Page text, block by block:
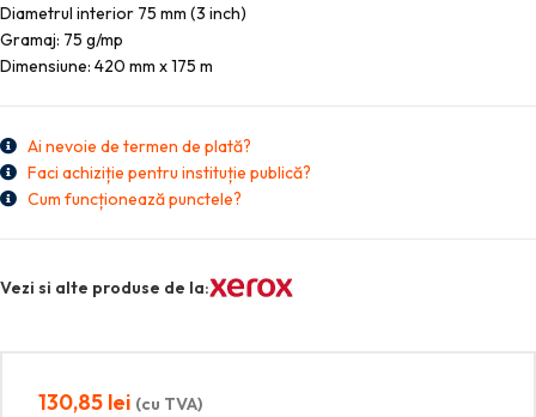
Diametrul interior 75 mm (3 inch)
Gramaj: 75 g/mp
Dimensiune: 420 mm x 175 m
Ai nevoie de termen de plată?
Faci achiziție pentru instituție publică?
Cum funcționează punctele?
Vezi si alte produse de la:
130,85 lei (cu TVA)